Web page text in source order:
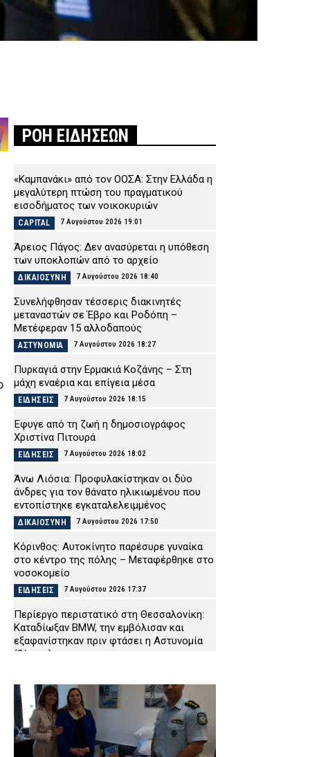
ΡΟΗ ΕΙΔΗΣΕΩΝ
«Καμπανάκι» από τον ΟΟΣΑ: Στην Ελλάδα η
μεγαλύτερη πτώση του πραγματικού
εισοδήματος των νοικοκυριών
CAPITAL 7 Αυγούστου 2026 19:01
Άρειος Πάγος: Δεν ανασύρεται η υπόθεση
των υποκλοπών από το αρχείο
ΔΙΚΑΙΟΣΥΝΗ 7 Αυγούστου 2026 18:40
Συνελήφθησαν τέσσερις διακινητές
μεταναστών σε Έβρο και Ροδόπη –
Μετέφεραν 15 αλλοδαπούς
ΑΣΤΥΝΟΜΙΑ 7 Αυγούστου 2026 18:27
Πυρκαγιά στην Ερμακιά Κοζάνης – Στη
μάχη εναέρια και επίγεια μέσα
ΕΙΔΗΣΕΙΣ 7 Αυγούστου 2026 18:15
Έφυγε από τη ζωή η δημοσιογράφος
Χριστίνα Πιτουρά
ΕΙΔΗΣΕΙΣ 7 Αυγούστου 2026 18:02
Άνω Λιόσια: Προφυλακίστηκαν οι δύο
άνδρες για τον θάνατο ηλικιωμένου που
εντοπίστηκε εγκαταλελειμμένος
ΔΙΚΑΙΟΣΥΝΗ 7 Αυγούστου 2026 17:50
Κόρινθος: Αυτοκίνητο παρέσυρε γυναίκα
στο κέντρο της πόλης – Μεταφέρθηκε στο
νοσοκομείο
ΕΙΔΗΣΕΙΣ 7 Αυγούστου 2026 17:37
Περίεργο περιστατικό στη Θεσσαλονίκη:
Καταδίωξαν BMW, την εμβόλισαν και
εξαφανίστηκαν πριν φτάσει η Αστυνομία
(βίντεο)
Θεσσαλονίκη: Πρώην συνδικαλιστής της
ΕΛ.ΑΣ. συνελήφθη για ρευματοκλοπή
ΑΣΤΥΝΟΜΙΑ 7 Αυγούστου 2026 17:12
Θεσσαλονίκη: Μεγάλη κινητοποίηση για